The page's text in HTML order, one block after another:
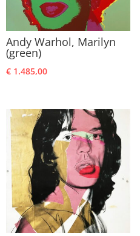
Andy Warhol, Marilyn
(green)
€ 1.485,00